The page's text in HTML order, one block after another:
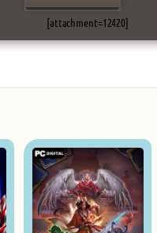
[attachment=12420]